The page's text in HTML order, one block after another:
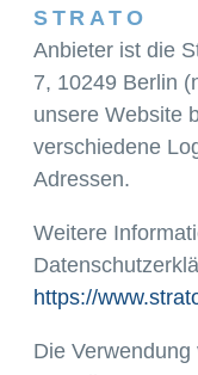
STRATO
Anbieter ist die
7, 10249 Berlin
unsere Website
verschiedene
Adressen.
Weitere
https://
Die